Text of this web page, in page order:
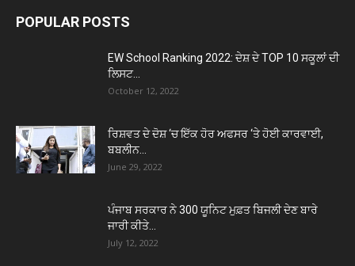
POPULAR POSTS
EW School Ranking 2022: ਦੇਸ਼ ਦੇ TOP 10 ਸਕੂਲਾਂ ਦੀ
ਲਿਸਟ...
October 12, 2022
ਰਿਸ਼ਵਤ ਦੇ ਦੋਸ਼ ‘ਚ ਇੱਕ ਹੋਰ ਅਫਸਰ ‘ਤੇ ਹੋਈ ਕਾਰਵਾਈ,
ਬਬਲੀਨ...
June 29, 2022
ਪੰਜਾਬ ਸਰਕਾਰ ਨੇ 300 ਯੂਨਿਟ ਮੁਫ਼ਤ ਬਿਜਲੀ ਦੇਣ ਬਾਰੇ
ਜਾਰੀ ਕੀਤੇ...
July 12, 2022